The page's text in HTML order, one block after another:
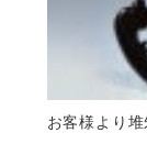
お客様より